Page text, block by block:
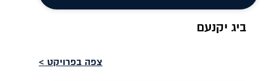
ביג יקנעם
צפה בפרויקט >